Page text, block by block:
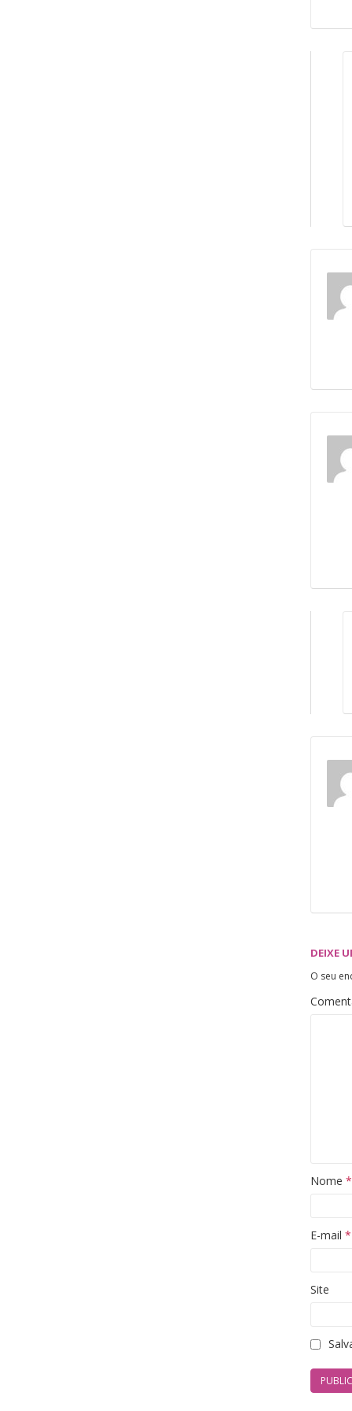
DEIXE
O seu
Nome *
E-mail *
Site